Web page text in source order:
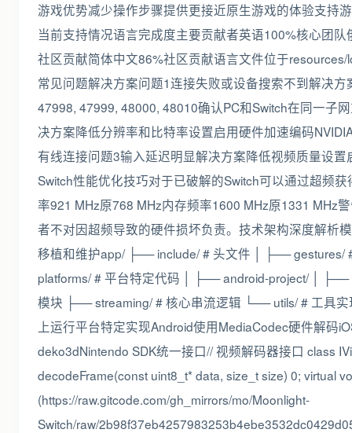
游戏优势减少操作步骤提供更接近原生游戏的体验支持
当前支持情况语言完成度主要贡献者英语100%核心团
社区贡献简体中文86%社区贡献语言文件位于
常见问题解决方案问题1连接失败或设备搜索不到解决
47998, 47999, 48000, 48010确认PC和Switch在同一子
决方案降低分辨率和比特率设置启用硬件加速编码
有线连接问题3输入延迟明显解决方案降低视频质量设
Switch性能优化技巧对于已破解的Switch可以通过超频
率921 MHz原768 MHz内存频率1600 MHz原1331 MHz
者不对因超频导致的硬件损坏负责。技术架构深度解析
移植和维护app/ ├── include/ # 头文件 │ ├──
platforms/ # 平台特定代码 │ ├── android-project/ │
模块 ├── streaming/ # 核心串流逻辑 └── utils/ # 工具
上运行平台特定实现Android使用MediaCodec硬件解码
deko3dNintendo SDK统一接口// 视频解码器接口 class
decodeFrame(const uint8_t* data, size_t size) 0; virtual
(https://raw.gitcode.com/gh_mirrors/mo/Moonlight-
Switch/raw/